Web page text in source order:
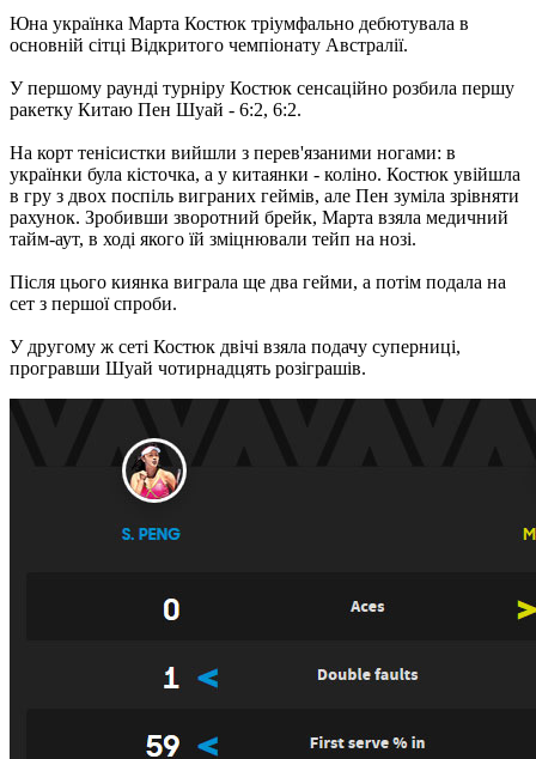
Юна українка Марта Костюк тріумфально дебютувала в
основній сітці Відкритого чемпіонату Австралії.
У першому раунді турніру Костюк сенсаційно розбила першу
ракетку Китаю Пен Шуай - 6:2, 6:2.
На корт тенісистки вийшли з перев'язаними ногами: в
українки була кісточка, а у китаянки - коліно. Костюк увійшла
в гру з двох поспіль виграних геймів, але Пен зуміла зрівняти
рахунок. Зробивши зворотний брейк, Марта взяла медичний
тайм-аут, в ході якого їй зміцнювали тейп на нозі.
Після цього киянка виграла ще два гейми, а потім подала на
сет з першої спроби.
У другому ж сеті Костюк двічі взяла подачу суперниці,
програвши Шуай чотирнадцять розіграшів.